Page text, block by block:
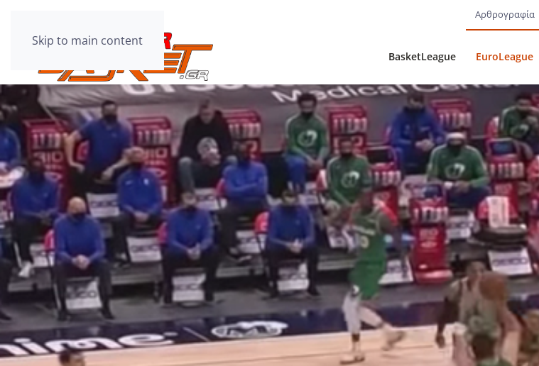
Skip to main content
Αρθρογραφία
BasketLeague EuroLeague